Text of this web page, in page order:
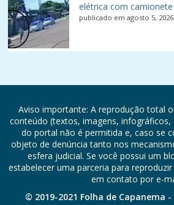
elétrica com camionete
publicado em agosto 5, 2026
Aviso importante: A reprodução total
conteúdo (textos, imagens,
do portal não é permitida e, caso se
objeto de denúncia tanto nos
esfera judicial. Se você possui um
estabelecer uma parceria para
em contato por e-
© 2019-2021 Folha de Capanema